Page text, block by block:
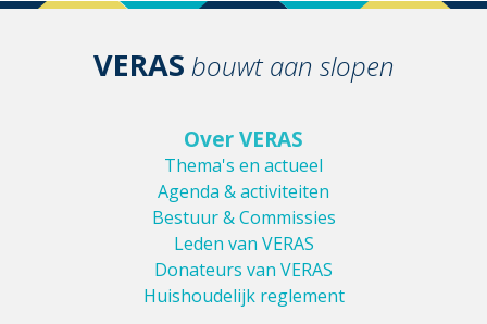
VERAS bouwt aan slopen
Over VERAS
Thema's en actueel
Agenda & activiteiten
Bestuur & Commissies
Leden van VERAS
Donateurs van VERAS
Huishoudelijk reglement